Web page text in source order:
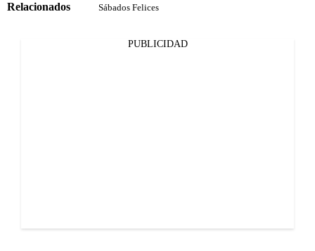
Relacionados Sábados Felices
PUBLICIDAD